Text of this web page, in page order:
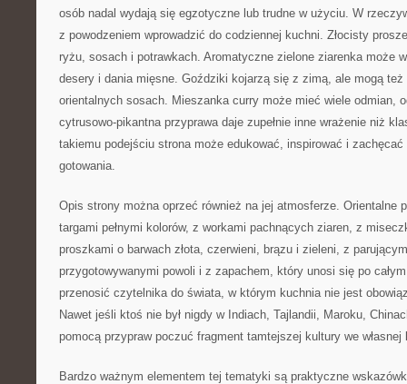
osób nadal wydają się egzotyczne lub trudne w użyciu. W
z powodzeniem wprowadzić do codziennej kuchni. Złocisty
ryżu, sosach i potrawkach. Aromatyczne zielone ziarenka może
desery i dania mięsne. Goździki kojarzą się z zimą, ale mogą
orientalnych sosach. Mieszanka curry może mieć wiele odmian,
cytrusowo-pikantna przyprawa daje zupełnie inne wrażenie niż
takiemu podejściu strona może edukować, inspirować i zachęcać
gotowania.
Opis strony można oprzeć również na jej atmosferze. Orientalne
targami pełnymi kolorów, z workami pachnących ziaren, z
proszkami o barwach złota, czerwieni, brązu i zieleni, z
przygotowywanymi powoli i z zapachem, który unosi się po
przenosić czytelnika do świata, w którym kuchnia nie jest
Nawet jeśli ktoś nie był nigdy w Indiach, Tajlandii, Maroku,
pomocą przypraw poczuć fragment tamtejszej kultury we własnej
Bardzo ważnym elementem tej tematyki są praktyczne